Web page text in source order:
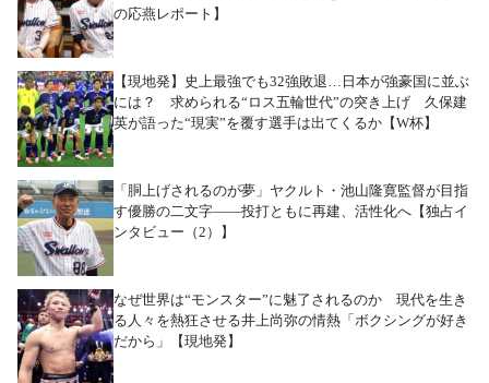
の応燕レポート】
【現地発】史上最強でも32強敗退…日本が強豪国に並ぶ
には？ 求められる“ロス五輪世代”の突き上げ 久保建
英が語った“現実”を覆す選手は出てくるか【W杯】
「胴上げされるのが夢」ヤクルト・池山隆寛監督が目指
す優勝の二文字――投打ともに再建、活性化へ【独占イ
ンタビュー（2）】
なぜ世界は“モンスター”に魅了されるのか 現代を生き
る人々を熱狂させる井上尚弥の情熱「ボクシングが好き
だから」【現地発】